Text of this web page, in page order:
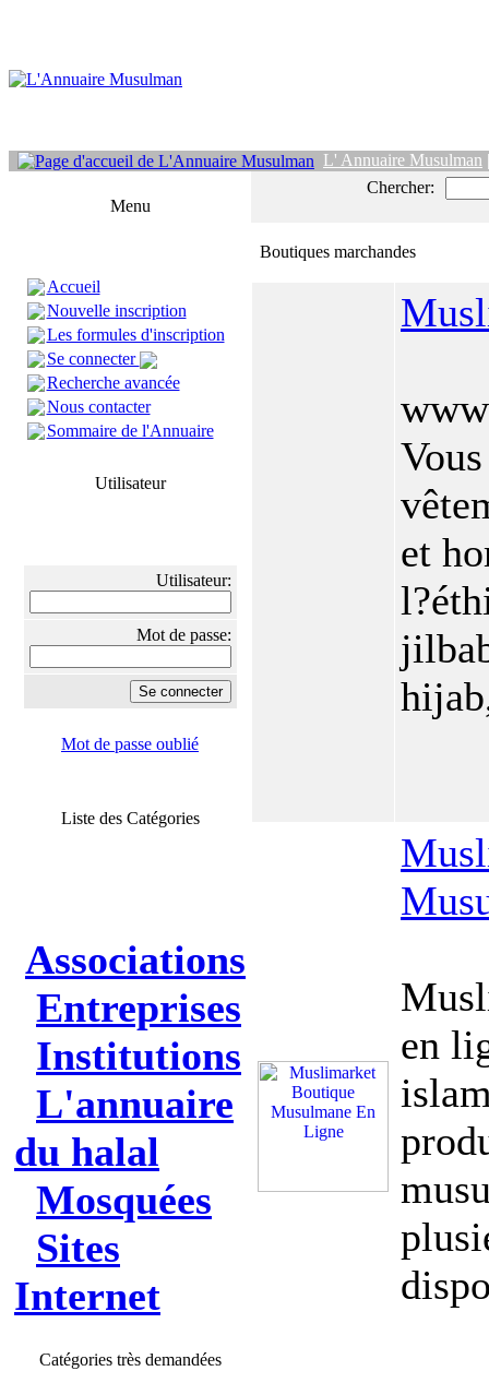
L' Annuaire Musulman
Menu
Accueil
Nouvelle inscription
Les formules d'inscription
Se connecter
Recherche avancée
Nous contacter
Sommaire de l'Annuaire
Utilisateur
Utilisateur:
Mot de passe:
Mot de passe oublié
Liste des Catégories
Associations
Entreprises
Institutions
L'annuaire
du halal
Mosquées
Sites
Internet
Catégories très demandées
Chercher:
Boutiques marchandes
et
en